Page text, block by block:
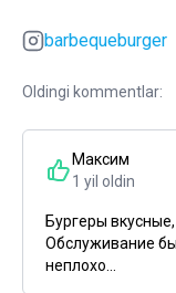
barbequeburger
Oldingi kommentlar:
Максим
1 yil oldin
Бургеры
Обслуживание
неплохо...